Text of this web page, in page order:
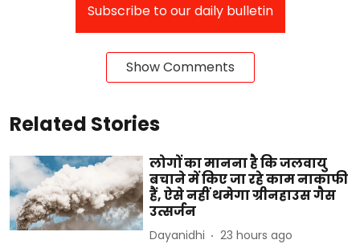
Subscribe to our daily bulletin
Show Comments
Related Stories
लोगों का मानना है कि जलवायु
बचाने में किए जा रहे काम नाकाफी
हैं, ऐसे नहीं थमेगा ग्रीनहाउस गैस
उत्सर्जन
Dayanidhi 23 hours ago